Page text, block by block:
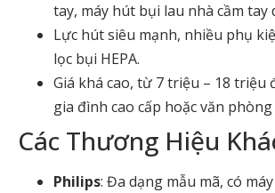
tay, máy hút bụi lau nhà cầm tay
Lực hút siêu mạnh, nhiều phụ
lọc bụi HEPA.
Giá khá cao, từ 7 triệu – 18 triệu
gia đình cao cấp hoặc văn phòng
Các Thương Hiệu
Philips: Đa dạng mẫu mã, có